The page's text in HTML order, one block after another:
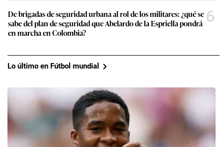
De brigadas de seguridad urbana al rol de los militares: ¿qué se
sabe del plan de seguridad que Abelardo de la Espriella pondrá
en marcha en Colombia?
6
Lo último en Fútbol mundial